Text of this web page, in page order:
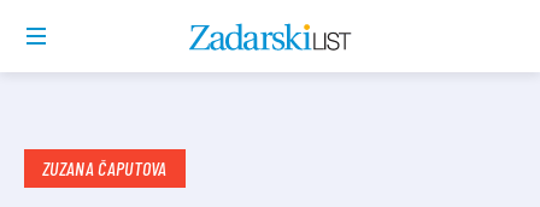
ZUZANA ČAPUTOVA